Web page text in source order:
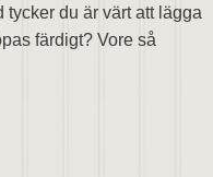
du är värt att lägga
färdigt? Vore så